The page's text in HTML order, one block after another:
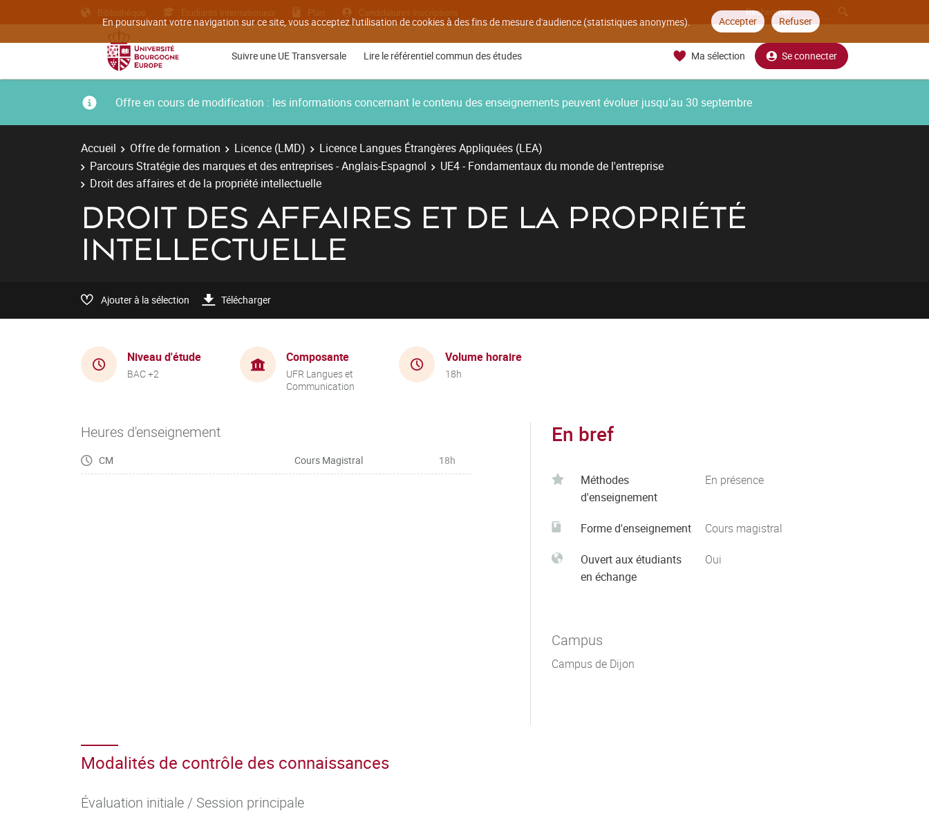
En poursuivant votre navigation sur ce site, vous acceptez l'utilisation de cookies à des fins de mesure d'audience (statistiques anonymes). Accepter Refuser
Bibliothèque Etudiants internationaux Plan Candidatures inscriptions
Suivre une UE Transversale Lire le référentiel commun des études Ma sélection Se connecter
Offre en cours de modification : les informations concernant le contenu des enseignements peuvent évoluer jusqu’au 30 septembre
Accueil Offre de formation Licence (LMD)
Licence Langues Étrangères Appliquées (LEA)
Parcours Stratégie des marques et des entreprises - Anglais-Espagnol
UE4 - Fondamentaux du monde de l'entreprise
Droit des affaires et de la propriété intellectuelle
DROIT DES AFFAIRES ET DE LA PROPRIÉTÉ
INTELLECTUELLE
Ajouter à la sélection Télécharger
Niveau d'étude
BAC +2
Composante
UFR Langues et
Communication
Volume horaire
18h
Heures d'enseignement
CM Cours Magistral 18h
En bref
Méthodes
d'enseignement
En présence
Forme d'enseignement Cours magistral
Ouvert aux étudiants
en échange
Oui
Campus
Campus de Dijon
Modalités de contrôle des connaissances
Évaluation initiale / Session principale